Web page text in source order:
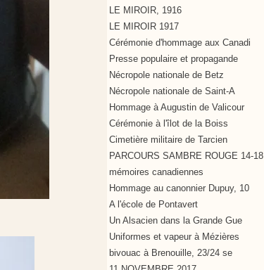
LE MIROIR, 1916
LE MIROIR 1917
Cérémonie d'hommage aux Canadi
Presse populaire et propagande
Nécropole nationale de Betz
Nécropole nationale de Saint-A
Hommage à Augustin de Valicour
Cérémonie à l'îlot de la Boiss
Cimetière militaire de Tarcien
PARCOURS SAMBRE ROUGE 14-18
mémoires canadiennes
Hommage au canonnier Dupuy, 10
A l'école de Pontavert
Un Alsacien dans la Grande Gue
Uniformes et vapeur à Mézières
bivouac à Brenouille, 23/24 se